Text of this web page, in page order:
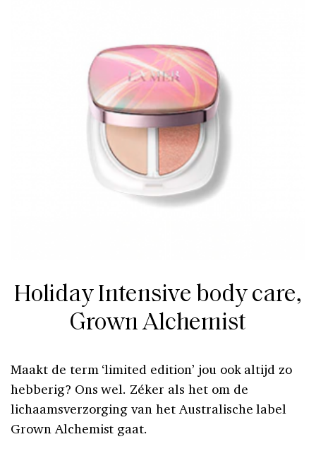
Holiday Intensive body care,
Grown Alchemist
Maakt de term ‘limited edition’ jou ook altijd zo
hebberig? Ons wel. Zéker als het om de
lichaamsverzorging van het Australische label
Grown Alchemist gaat.